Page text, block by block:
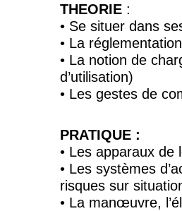
THEORIE:
• Se situer dans
• La
• La notion de
d’utilisation)
• Les gestes de
PRATIQUE :
• Les apparaux de
• Les systèmes
risques sur
• La manœuvre,